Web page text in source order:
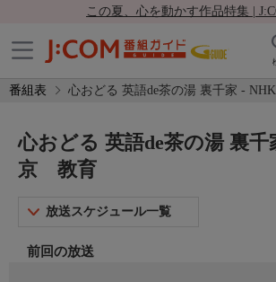
この夏、心を動かす作品特集 |
番組表 心おどる 英語de茶の湯 裏千家 -
心おどる 英語de茶の湯 裏
京 教育
放送スケジュール一覧
前回の放送